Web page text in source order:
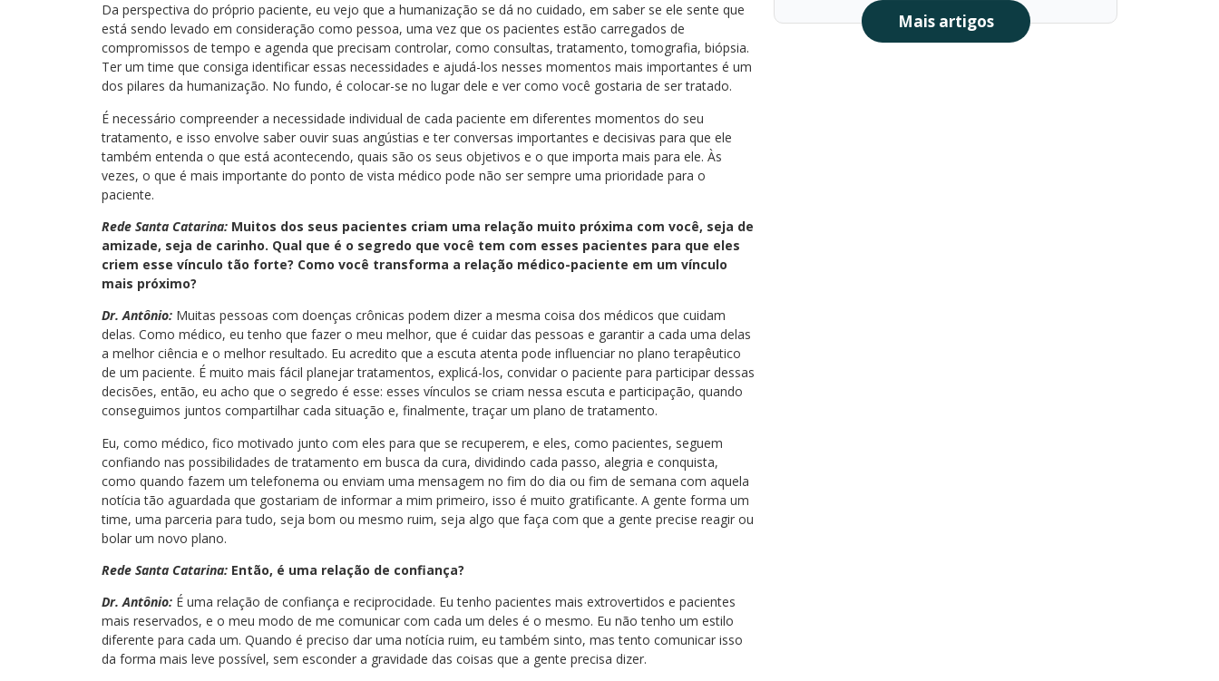
Da perspectiva do próprio paciente, eu vejo que a humanização se dá no cuidado, em saber se ele sente que
está sendo levado em consideração como pessoa, uma vez que os pacientes estão carregados de
compromissos de tempo e agenda que precisam controlar, como consultas, tratamento, tomografia, biópsia.
Ter um time que consiga identificar essas necessidades e ajudá-los nesses momentos mais importantes é um
dos pilares da humanização. No fundo, é colocar-se no lugar dele e ver como você gostaria de ser tratado.
É necessário compreender a necessidade individual de cada paciente em diferentes momentos do seu
tratamento, e isso envolve saber ouvir suas angústias e ter conversas importantes e decisivas para que ele
também entenda o que está acontecendo, quais são os seus objetivos e o que importa mais para ele. Às
vezes, o que é mais importante do ponto de vista médico pode não ser sempre uma prioridade para o
paciente.
Rede Santa Catarina: Muitos dos seus pacientes criam uma relação muito próxima com você, seja de
amizade, seja de carinho. Qual que é o segredo que você tem com esses pacientes para que eles
criem esse vínculo tão forte? Como você transforma a relação médico-paciente em um vínculo
mais próximo?
Dr. Antônio: Muitas pessoas com doenças crônicas podem dizer a mesma coisa dos médicos que cuidam
delas. Como médico, eu tenho que fazer o meu melhor, que é cuidar das pessoas e garantir a cada uma delas
a melhor ciência e o melhor resultado. Eu acredito que a escuta atenta pode influenciar no plano terapêutico
de um paciente. É muito mais fácil planejar tratamentos, explicá-los, convidar o paciente para participar dessas
decisões, então, eu acho que o segredo é esse: esses vínculos se criam nessa escuta e participação, quando
conseguimos juntos compartilhar cada situação e, finalmente, traçar um plano de tratamento.
Eu, como médico, fico motivado junto com eles para que se recuperem, e eles, como pacientes, seguem
confiando nas possibilidades de tratamento em busca da cura, dividindo cada passo, alegria e conquista,
como quando fazem um telefonema ou enviam uma mensagem no fim do dia ou fim de semana com aquela
notícia tão aguardada que gostariam de informar a mim primeiro, isso é muito gratificante. A gente forma um
time, uma parceria para tudo, seja bom ou mesmo ruim, seja algo que faça com que a gente precise reagir ou
bolar um novo plano.
Rede Santa Catarina: Então, é uma relação de confiança?
Dr. Antônio: É uma relação de confiança e reciprocidade. Eu tenho pacientes mais extrovertidos e pacientes
mais reservados, e o meu modo de me comunicar com cada um deles é o mesmo. Eu não tenho um estilo
diferente para cada um. Quando é preciso dar uma notícia ruim, eu também sinto, mas tento comunicar isso
da forma mais leve possível, sem esconder a gravidade das coisas que a gente precisa dizer.
Mais artigos